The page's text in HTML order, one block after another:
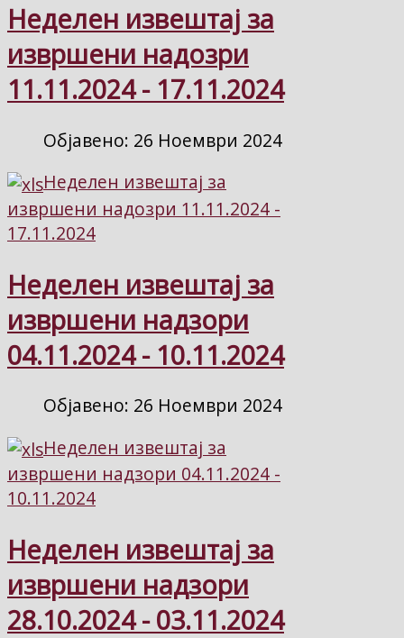
Неделен извештај за
извршени надозри
11.11.2024 - 17.11.2024
Објавено: 26 Ноември 2024
Неделен извештај за
извршени надозри 11.11.2024 -
17.11.2024
Неделен извештај за
извршени надзори
04.11.2024 - 10.11.2024
Објавено: 26 Ноември 2024
Неделен извештај за
извршени надзори 04.11.2024 -
10.11.2024
Неделен извештај за
извршени надзори
28.10.2024 - 03.11.2024